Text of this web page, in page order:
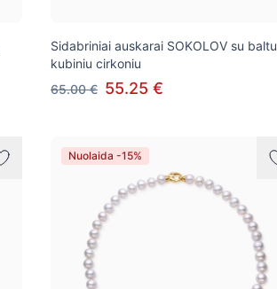
Sidabriniai auskarai SOKOLOV su baltu
kubiniu cirkoniu
65.00 € 55.25 €
Nuolaida -15%